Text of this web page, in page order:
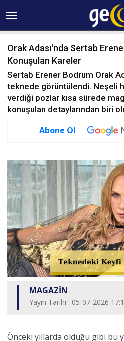
07 AĞUSTOS
Orak Adası'nda Sertab
Konuşulan Kareler
Sertab Erener Bodrum Orak
teknede görüntülendi. Neşeli
verdiği pozlar kısa sürede
konuşulan detaylarından biri
Abone Ol
MAGAZİN
Yayın Tarihi : 05-07-2026
Önceki yıllarda olduğu gibi bu